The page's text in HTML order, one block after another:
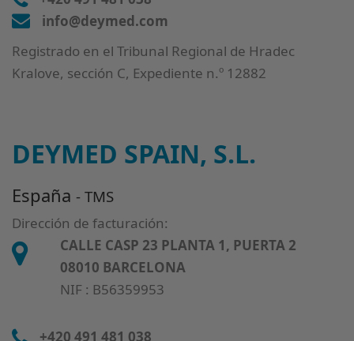
info@deymed.com
Registrado en el Tribunal Regional de Hradec
Kralove, sección C, Expediente n.º 12882
DEYMED SPAIN, S.L.
España - TMS
Dirección de facturación:
CALLE CASP 23 PLANTA 1, PUERTA 2
08010 BARCELONA
NIF : B56359953
+420 491 481 038